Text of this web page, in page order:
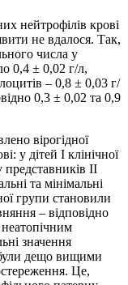
нейтрофілів крові
не вдалося. Так,
числа у
0,4 ± 0,02 г/л,
– 0,8 ± 0,03 г/
0,3 ± 0,02 та 0,9
вірогідної
у дітей I клінічної
представників II
та мінімальні
групи становили
– відповідно
значення
дещо вищими
Це,